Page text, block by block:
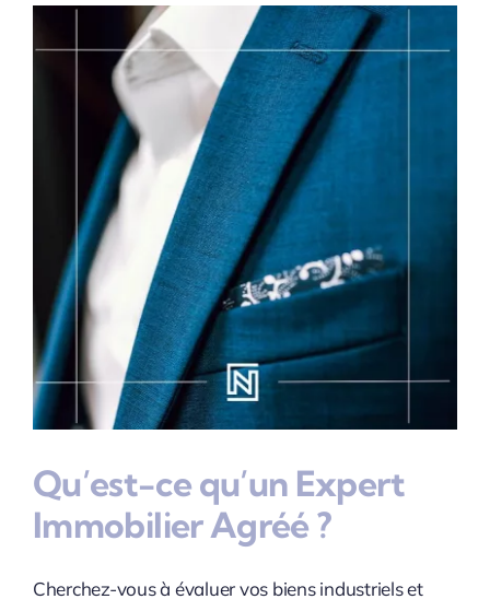
Qu’est-ce qu’un Expert
Immobilier Agréé ?
Cherchez-vous à évaluer vos biens industriels et